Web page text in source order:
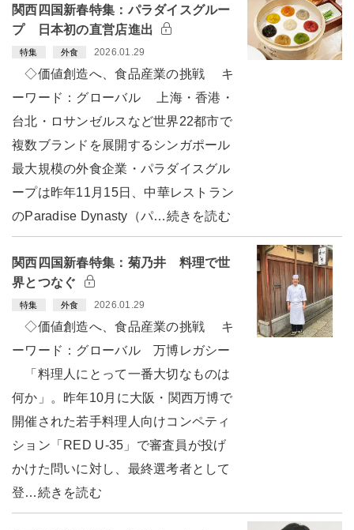
関西四国新春特集：パラダイスグルー
プ 日本初の直営店進出
特集 外食 2026.01.29
◇価値創造へ、食品産業の挑戦 キ
ーワード：グローバル 上海・香港・
台北・ロサンゼルスなど世界22都市で
複数ブランドを展開するシンガポール
最大規模の外食企業・パラダイスグル
ープは昨年11月15日、中華レストラン
のParadise Dynasty（パ…続きを読む
関西四国新春特集：菊乃井 料理で世
界とつなぐ
特集 外食 2026.01.29
◇価値創造へ、食品産業の挑戦 キ
ーワード：グローバル 万博レガシー
「料理人にとって一番大切なものは
何か」。昨年10月に大阪・関西万博で
開催された若手料理人向けコンペティ
ション「RED U-35」で審査員が投げ
かけた問いに対し、最終選考者として
登…続きを読む